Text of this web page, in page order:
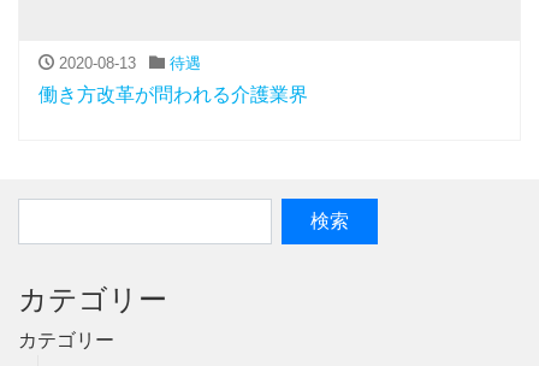
2020-08-13 待遇
働き方改革が問われる介護業界
カテゴリー
カテゴリー